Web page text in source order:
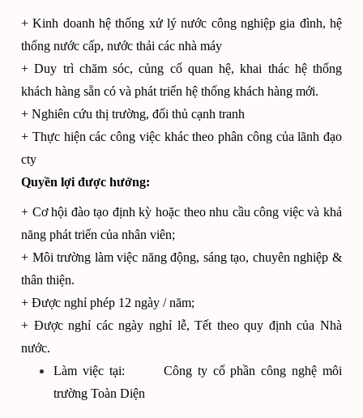
+ Kinh doanh hệ thống xử lý nước công nghiệp gia đình, hệ
thống nước cấp, nước thải các nhà máy
+ Duy trì chăm sóc, củng cố quan hệ, khai thác hệ thống
khách hàng sẵn có và phát triển hệ thống khách hàng mới.
+ Nghiên cứu thị trường, đối thủ cạnh tranh
+ Thực hiện các công việc khác theo phân công của lãnh đạo
cty
Quyền lợi được hưởng:
+ Cơ hội đào tạo định kỳ hoặc theo nhu cầu công việc và khả
năng phát triển của nhân viên;
+ Môi trường làm việc năng động, sáng tạo, chuyên nghiệp &
thân thiện.
+ Được nghỉ phép 12 ngày / năm;
+ Được nghỉ các ngày nghỉ lễ, Tết theo quy định của Nhà
nước.
Làm việc tại: Công ty cổ phần công nghệ môi
trường Toàn Diện